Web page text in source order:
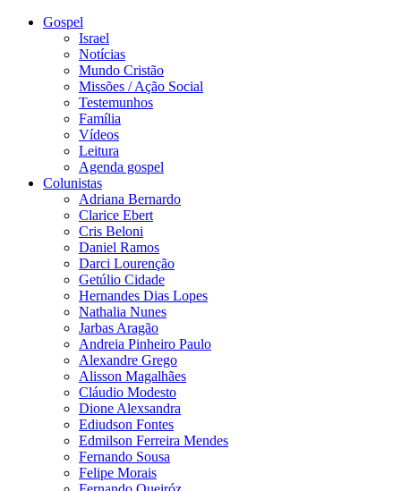
Gospel
Israel
Notícias
Mundo Cristão
Missões / Ação Social
Testemunhos
Família
Vídeos
Leitura
Agenda gospel
Colunistas
Adriana Bernardo
Clarice Ebert
Cris Beloni
Daniel Ramos
Darci Lourenção
Getúlio Cidade
Hernandes Dias Lopes
Nathalia Nunes
Jarbas Aragão
Andreia Pinheiro Paulo
Alexandre Grego
Alisson Magalhães
Cláudio Modesto
Dione Alexsandra
Ediudson Fontes
Edmilson Ferreira Mendes
Fernando Sousa
Felipe Morais